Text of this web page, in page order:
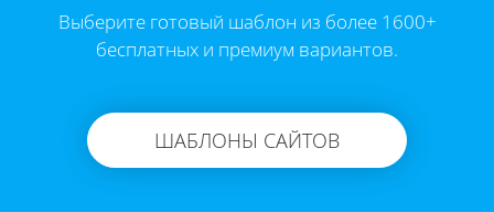
Выберите готовый шаблон из более 1600+
бесплатных и премиум вариантов.
ШАБЛОНЫ САЙТОВ